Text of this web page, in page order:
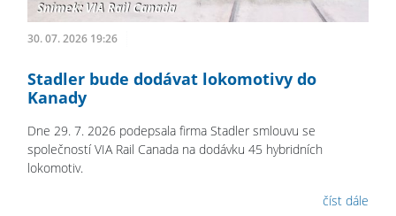
30. 07. 2026 19:26
Stadler bude dodávat lokomotivy do
Kanady
Dne 29. 7. 2026 podepsala firma Stadler smlouvu se
společností VIA Rail Canada na dodávku 45 hybridních
lokomotiv.
číst dále